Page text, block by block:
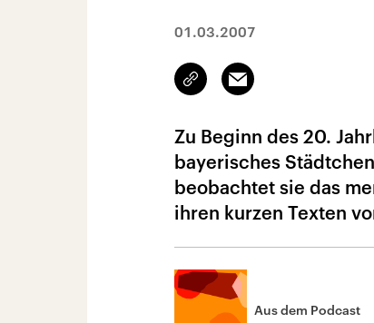
01.03.2007
Link
kopieren/teilen
Email
Zu Beginn des 20.
bayerisches
beobachtet sie das
ihren kurzen Texten
Aus dem Podcast